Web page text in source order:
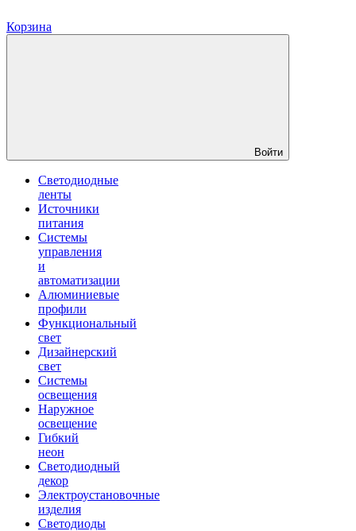
Корзина
Войти
Светодиодные
ленты
Источники
питания
Системы
управления
и
автоматизации
Алюминиевые
профили
Функциональный
свет
Дизайнерский
свет
Системы
освещения
Наружное
освещение
Гибкий
неон
Светодиодный
декор
Электроустановочные
изделия
Светодиоды